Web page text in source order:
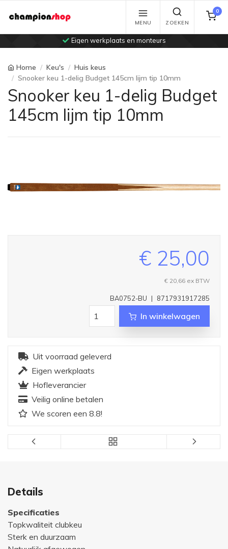
Eigen werkplaats en monteurs
MENU ZOEKEN
0
Home Keu's
Huis keus
Snooker keu 1-delig Budget 145cm lijm tip 10mm
Snooker keu 1-delig Budget
145cm lijm tip 10mm
€ 25,00
€ 20,66 ex BTW
8717931917285
|
BA0752-BU
In winkelwagen
Uit voorraad geleverd
Eigen werkplaats
Hofleverancier
Veilig online betalen
We scoren een 8.8!
Details
Specificaties
Topkwaliteit clubkeu
Sterk en duurzaam